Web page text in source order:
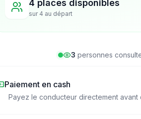
4 places disponibles
sur 4 au départ
3 personnes
Paiement en cash
Payez le conducteur directement avant